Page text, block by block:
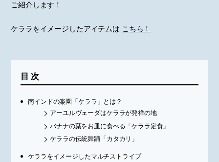
ご紹介します！
ケララをイメージしたアイテムは こちら！
目次
南インドの楽園「ケララ」とは？
アーユルヴェーダはケララが発祥の地
バナナの葉をお皿に食べる「ケララ定食」
ケララの伝統舞踊「カタカリ」
ケララをイメージしたマルチストライプ